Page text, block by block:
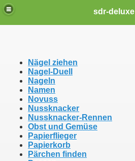
sdr-deluxe
Nägel ziehen
Nagel-Duell
Nageln
Namen
Novuss
Nussknacker
Nussknacker-Rennen
Obst und Gemüse
Papierflieger
Papierkorb
Pärchen finden